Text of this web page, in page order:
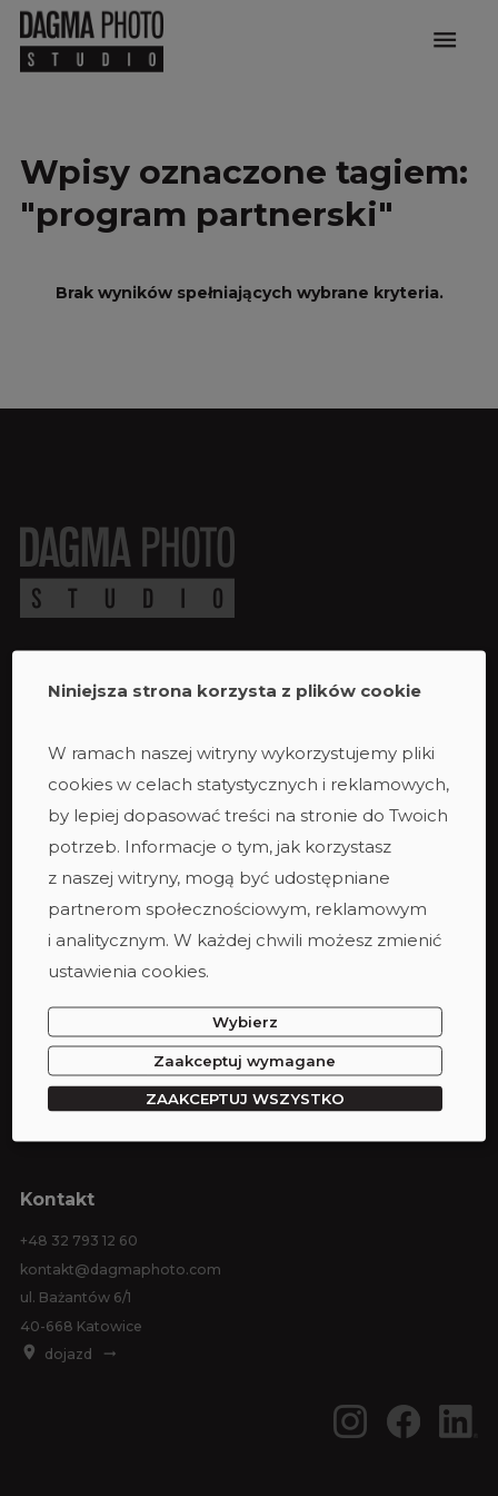
menu
Wpisy oznaczone tagiem:
"program partnerski"
Brak wyników spełniających wybrane kryteria.
Studio duże
Studio ciemne
Studio małe
Oferta
Wynajem sprzętu
Sesje zdjęciowe
Eventy
Kontakt
+48 32 793 12 60
kontakt@dagmaphoto.com
ul. Bażantów 6/1
40-668 Katowice
dojazd
Niniejsza strona korzysta z plików cookie
W ramach naszej witryny wykorzystujemy pliki
cookies w celach statystycznych i reklamowych,
by lepiej dopasować treści na stronie do Twoich
potrzeb. Informacje o tym, jak korzystasz
z naszej witryny, mogą być udostępniane
partnerom społecznościowym, reklamowym
i analitycznym. W każdej chwili możesz zmienić
ustawienia cookies.
Wybierz
Zaakceptuj wymagane
ZAAKCEPTUJ WSZYSTKO